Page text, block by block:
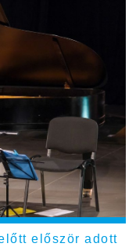
először adott